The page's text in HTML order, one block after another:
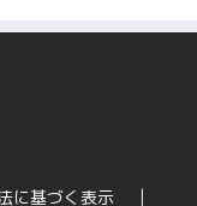
に基づく表示